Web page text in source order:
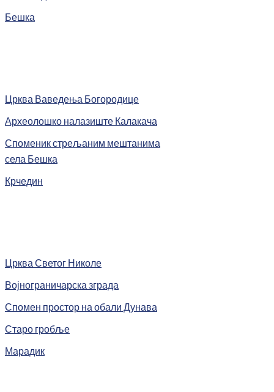
Бешка
Црква Ваведења Богородице
Археолошко налазиште Калакача
Споменик стрељаним мештанима
села Бешка
Крчедин
Црква Светог Николе
Војнограничарска зграда
Спомен простор на обали Дунава
Старо гробље
Марадик